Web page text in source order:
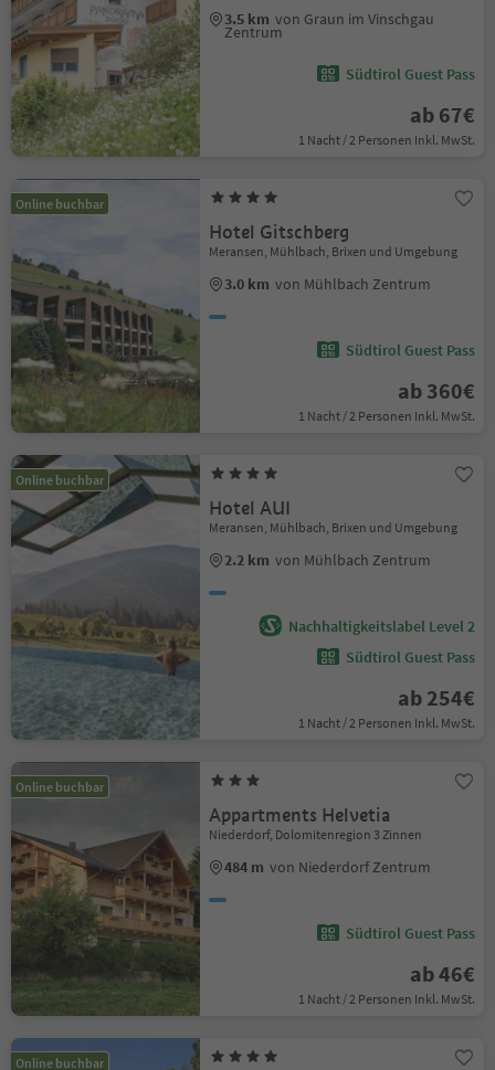
3.5 km von Graun im Vinschgau
Zentrum
Südtirol Guest Pass
ab 67€
1 Nacht / 2 Personen Inkl. MwSt.
Online buchbar
Hotel Gitschberg
Meransen, Mühlbach, Brixen und Umgebung
3.0 km von Mühlbach Zentrum
Südtirol Guest Pass
ab 360€
1 Nacht / 2 Personen Inkl. MwSt.
Online buchbar
Hotel AUI
Meransen, Mühlbach, Brixen und Umgebung
2.2 km von Mühlbach Zentrum
Nachhaltigkeitslabel Level 2
Südtirol Guest Pass
ab 254€
1 Nacht / 2 Personen Inkl. MwSt.
Online buchbar
Appartments Helvetia
Niederdorf, Dolomitenregion 3 Zinnen
484 m von Niederdorf Zentrum
Südtirol Guest Pass
ab 46€
1 Nacht / 2 Personen Inkl. MwSt.
Online buchbar